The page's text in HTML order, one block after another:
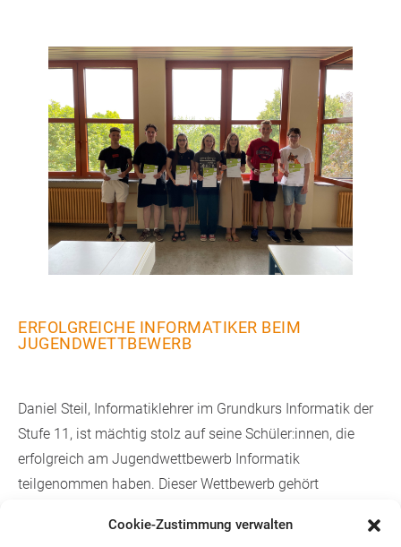
Cookie-Zustimmung verwalten
ERFOLGREICHE INFORMATIKER BEIM
JUGENDWETTBEWERB
Daniel Steil, Informatiklehrer im Grundkurs Informatik der
Stufe 11, ist mächtig stolz auf seine Schüler:innen, die
erfolgreich am Jugendwettbewerb Informatik
teilgenommen haben. Dieser Wettbewerb gehört
ebenfalls teilgenommen hat, zu den bekanntesten